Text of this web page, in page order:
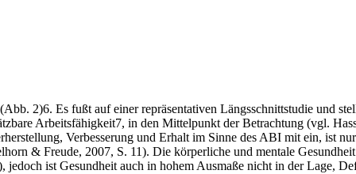
2)6. Es fußt auf einer repräsentativen Längsschnittstudie und
Arbeitsfähigkeit7, in den Mittelpunkt der Betrachtung (vgl.
Verbesserung und Erhalt im Sinne des ABI mit ein, ist
& Freude, 2007, S. 11). Die körperliche und mentale
jedoch ist Gesundheit auch in hohem Ausmaße nicht in der Lage,